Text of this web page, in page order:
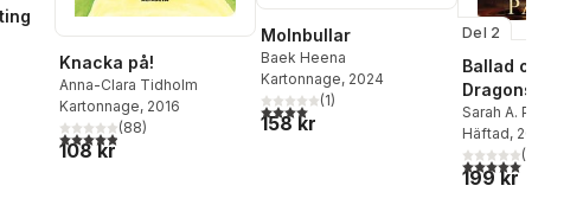
antal röster:
Knacka på!
Anna-Clara Tidholm
Kartonnage, 2016
4,9utav 5 stjärnor. Totalt antal röster:
(88)
108 kr
Molnbullar
Baek Heena
Kartonnage, 2024
4,0utav 5 stjärnor. Totalt antal röster:
(1)
158 kr
Del 2
Ballad of
Dragons
Sarah A. Parker
Häftad, 2026
5,0utav 5(
199 kr